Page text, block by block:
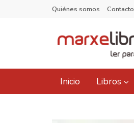
Quiénes somos Contacto
Inicio Libros